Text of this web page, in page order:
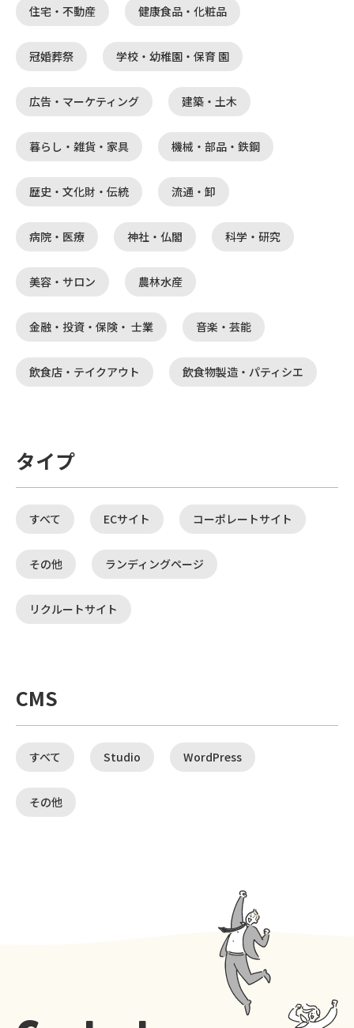
住宅・不動産 健康食品・化粧品
冠婚葬祭 学校・幼稚園・保育 園
広告・マーケティング 建築・土木
暮らし・雑貨・家具 機械・部品・鉄鋼
歴史・文化財・伝統 流通・卸
病院・医療 神社・仏閣 科学・研究
美容・サロン 農林水産
金融・投資・保険・ 士業 音楽・芸能
飲食店・テイクアウト 飲食物製造・パティシエ
タイプ
すべて ECサイト コーポレートサイト
その他 ランディングページ
リクルートサイト
CMS
すべて Studio WordPress
その他